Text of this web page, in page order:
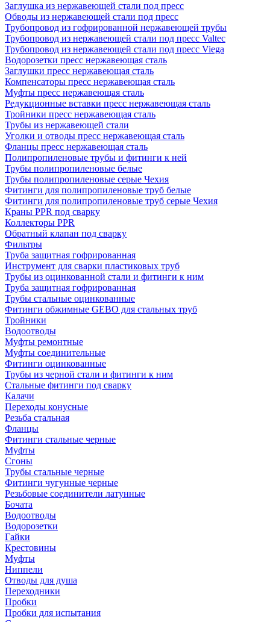
Заглушка из нержавеющей стали под пресс
Обводы из нержавеющей стали под пресс
Трубопровод из гофрированной нержавеющей трубы
Трубопровод из нержавеющей стали под пресс Valtec
Трубопровод из нержавеющей стали под пресс Viega
Водорозетки пресс нержавеющая сталь
Заглушки пресс нержавеющая сталь
Компенсаторы пресс нержавеющая сталь
Муфты пресс нержавеющая сталь
Редукционные вставки пресс нержавеющая сталь
Тройники пресс нержавеющая сталь
Трубы из нержавеющей стали
Уголки и отводы пресс нержавеющая сталь
Фланцы пресс нержавеющая сталь
Полипропиленовые трубы и фитинги к ней
Трубы полипропиленовые белые
Трубы полипропиленовые серые Чехия
Фитинги для полипропиленовые труб белые
Фитинги для полипропиленовые труб серые Чехия
Краны PPR под сварку
Коллекторы PPR
Обратный клапан под сварку
Фильтры
Труба защитная гофрированная
Инструмент для сварки пластиковых труб
Трубы из оцинкованной стали и фитинги к ним
Труба защитная гофрированная
Трубы стальные оцинкованные
Фитинги обжимные GEBO для стальных труб
Тройники
Водоотводы
Муфты ремонтные
Муфты соединительные
Фитинги оцинкованные
Трубы из черной стали и фитинги к ним
Стальные фитинги под сварку
Калачи
Переходы конусные
Резьба стальная
Фланцы
Фитинги стальные черные
Муфты
Сгоны
Трубы стальные черные
Фитинги чугунные черные
Резьбовые соединители латунные
Бочата
Водоотводы
Водорозетки
Гайки
Крестовины
Муфты
Ниппели
Отводы для душа
Переходники
Пробки
Пробки для испытания